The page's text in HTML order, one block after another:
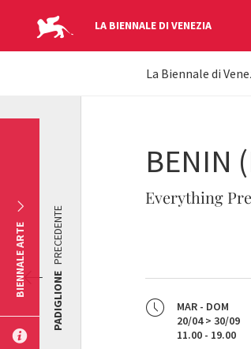
LA BIENNALE DI VENEZIA
YOUR
La Biennale di
BENIN
Everything
MAR - DOM
20/04 > 30/09
11.00 - 19.00
PADIGLIONE
PRECEDENTE
BIENNALE ARTE